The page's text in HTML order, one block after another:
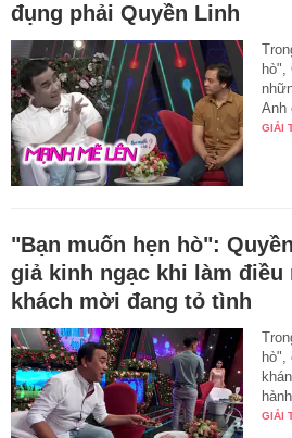
đụng phải Quyền Linh
hò",
Anh
GIẢI
"Bạn muốn hẹn hò":
giả kinh ngạc khi làm điều
khách mời đang tỏ tình
hò",
GIẢI